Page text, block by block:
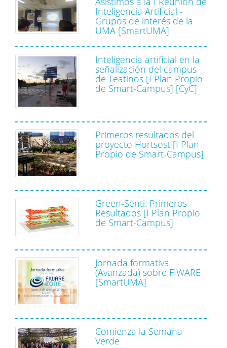
Inteligencia Artificial -
Grupos de interés de la
UMA [SmartUMA]
Inteligencia artificial en la
señalización del campus
de Teatinos [I Plan Propio
de Smart-Campus] [CyC]
Primeros resultados del
proyecto Hortsost [I Plan
Propio de Smart-Campus]
Green-Senti: Primeros
Resultados [I Plan Propio
de Smart-Campus]
Jornada formativa
(Avanzada) sobre FIWARE
[SmartUMA]
Comienza la Semana
Verde